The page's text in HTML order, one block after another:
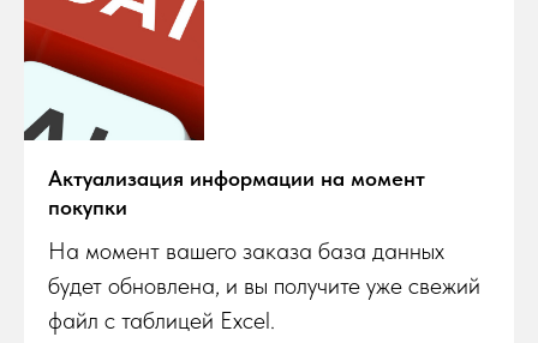
Актуализация информации на момент
покупки
На момент вашего заказа база данных
будет обновлена, и вы получите уже свежий
файл с таблицей Excel.